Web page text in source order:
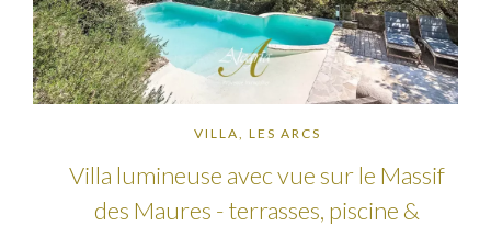
VILLA, LES ARCS
Villa lumineuse avec vue sur le Massif
des Maures - terrasses, piscine &